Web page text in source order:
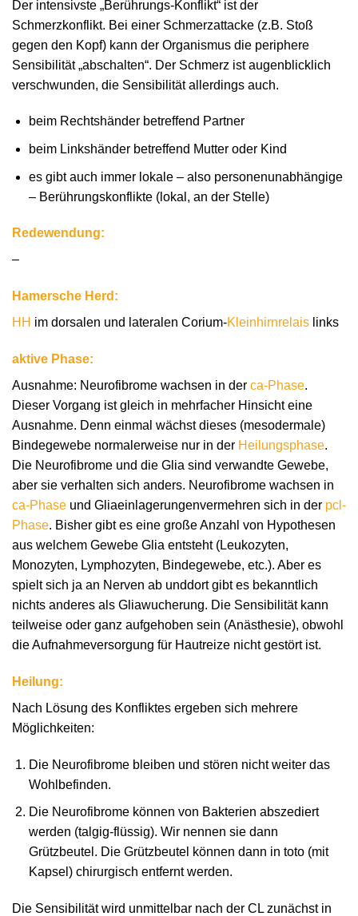
Der intensivste „Berührungs-Konflikt“ ist der
Schmerzkonflikt. Bei einer Schmerzattacke (z.B. Stoß
gegen den Kopf) kann der Organismus die periphere
Sensibilität „abschalten“. Der Schmerz ist augenblicklich
verschwunden, die Sensibilität allerdings auch.
beim Rechtshänder betreffend Partner
beim Linkshänder betreffend Mutter oder Kind
es gibt auch immer lokale – also personenunabhängige
– Berührungskonflikte (lokal, an der Stelle)
Redewendung:
–
Hamersche Herd:
HH im dorsalen und lateralen Corium-Kleinhirnrelais links
aktive Phase:
Ausnahme: Neurofibrome wachsen in der ca-Phase.
Dieser Vorgang ist gleich in mehrfacher Hinsicht eine
Ausnahme. Denn einmal wächst dieses (mesodermale)
Bindegewebe normalerweise nur in der Heilungsphase.
Die Neurofibrome und die Glia sind verwandte Gewebe,
aber sie verhalten sich anders. Neurofibrome wachsen in
ca-Phase und Gliaeinlagerungenvermehren sich in der pcl-
Phase. Bisher gibt es eine große Anzahl von Hypothesen
aus welchem Gewebe Glia entsteht (Leukozyten,
Monozyten, Lymphozyten, Bindegewebe, etc.). Aber es
spielt sich ja an Nerven ab unddort gibt es bekanntlich
nichts anderes als Gliawucherung. Die Sensibilität kann
teilweise oder ganz aufgehoben sein (Anästhesie), obwohl
die Aufnahmeversorgung für Hautreize nicht gestört ist.
Heilung:
Nach Lösung des Konfliktes ergeben sich mehrere
Möglichkeiten:
Die Neurofibrome bleiben und stören nicht weiter das
Wohlbefinden.
Die Neurofibrome können von Bakterien abszediert
werden (talgig-flüssig). Wir nennen sie dann
Grützbeutel. Die Grützbeutel können dann in toto (mit
Kapsel) chirurgisch entfernt werden.
Die Sensibilität wird unmittelbar nach der CL zunächst in